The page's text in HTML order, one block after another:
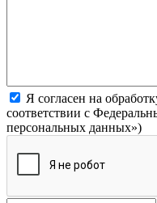
Я согласен на
соответствии с
персональных данных»)